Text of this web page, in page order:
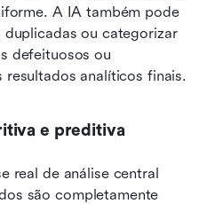
A IA também pode
duplicadas ou categorizar
defeituosos ou
analíticos finais.
e preditiva
real de análise central
são completamente